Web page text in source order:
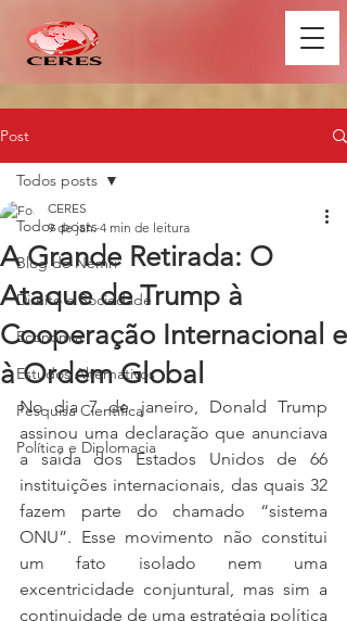
Post
Todos posts
Blog do Nemri
Direito e Sociedade
Economia
Estudos Alternativos
Pesquisa Científica
Política e Diplomacia
Todos posts
A Grande Retirada: O
Ataque de Trump à
Cooperação Internacional e
à Ordem Global
CERES
9 de jan. 4 min de leitura
No dia 7 de janeiro, Donald Trump
assinou uma declaração que anunciava
a saída dos Estados Unidos de 66
instituições internacionais, das quais 32
fazem parte do chamado “sistema
ONU”. Esse movimento não constitui
um fato isolado nem uma
excentricidade conjuntural, mas sim a
continuidade de uma estratégia política